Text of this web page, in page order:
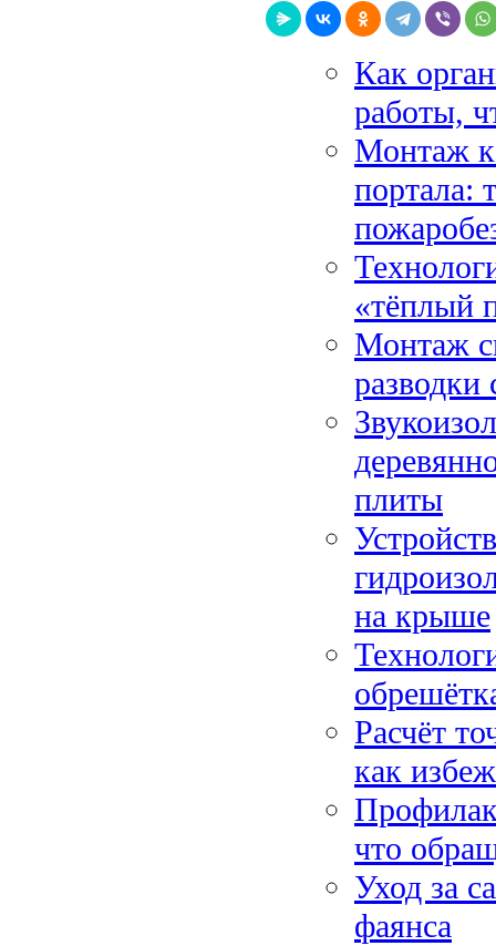
Как
работы,
Монтаж
портала:
«тёплый
Монтаж
разводки
плиты
на крыше
Расчёт
как
что
Уход за
фаянса